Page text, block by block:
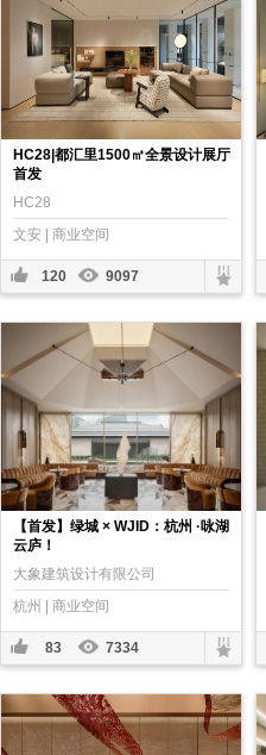
HC28|都汇里1500㎡全景设计展厅
首发
HC28
文安 | 商业空间
120 9097
【首发】绿城 × WJID：杭州 ·咏湖
云庐！
大象建筑设计有限公司
杭州 | 商业空间
83 7334